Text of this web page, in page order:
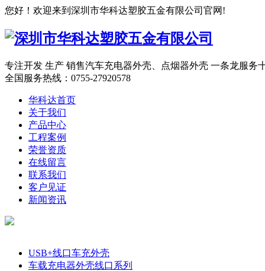
您好！欢迎来到深圳市华科达塑胶五金有限公司官网!
专注开发 生产 销售汽车充电器外壳、点烟器外壳 一条龙服务
全国服务热线： 0755-27920578
华科达首页
关于我们
产品中心
工程案例
荣誉资质
在线留言
联系我们
客户见证
新闻资讯
USB+线口车充外壳
车载充电器外壳线口系列